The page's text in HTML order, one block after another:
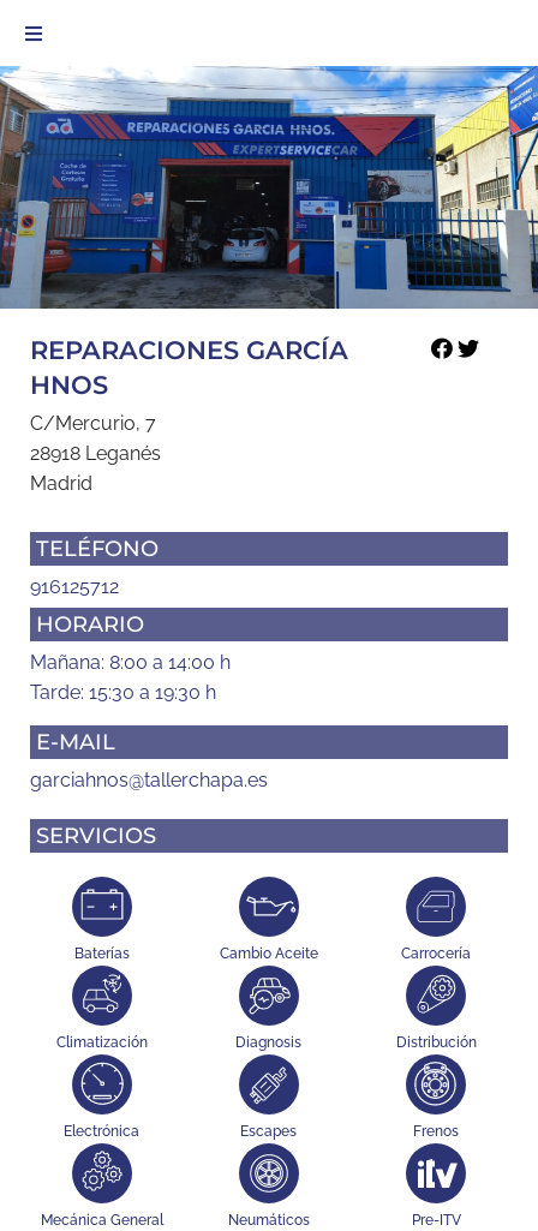
REPARACIONES GARCÍA
HNOS
C/Mercurio, 7
28918 Leganés
Madrid
TELÉFONO
916125712
HORARIO
Mañana: 8:00 a 14:00 h
Tarde: 15:30 a 19:30 h
E-MAIL
garciahnos@tallerchapa.es
SERVICIOS
Baterías Cambio Aceite Carrocería
Climatización Diagnosis Distribución
Electrónica Escapes Frenos
Mecánica General Neumáticos Pre-ITV